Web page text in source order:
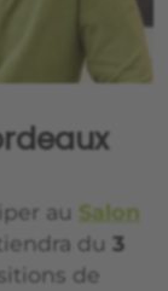
au Salon
du 3
de